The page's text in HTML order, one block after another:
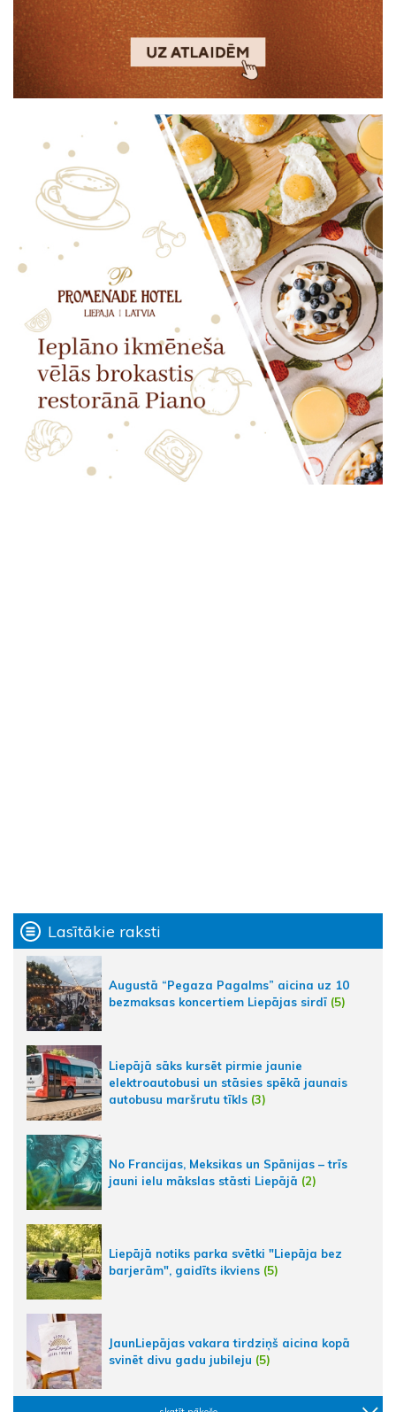
Lasītākie raksti
Augustā “Pegaza Pagalms” aicina uz 10
bezmaksas koncertiem Liepājas sirdī (5)
Liepājā sāks kursēt pirmie jaunie
elektroautobusi un stāsies spēkā jaunais
autobusu maršrutu tīkls (3)
No Francijas, Meksikas un Spānijas – trīs
jauni ielu mākslas stāsti Liepājā (2)
Liepājā notiks parka svētki "Liepāja bez
barjerām", gaidīts ikviens (5)
JaunLiepājas vakara tirdziņš aicina kopā
svinēt divu gadu jubileju (5)